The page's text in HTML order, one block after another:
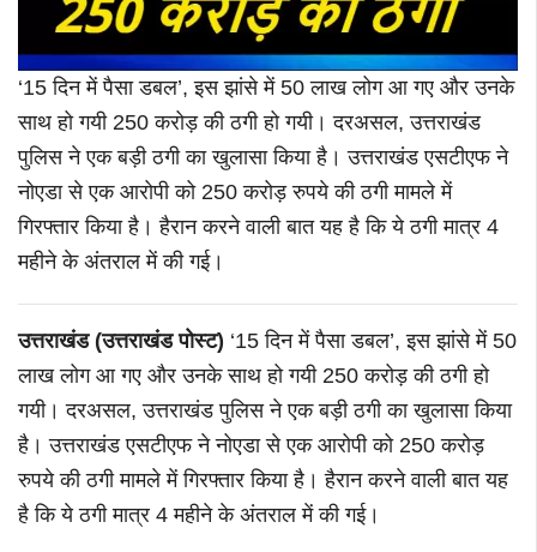
‘15 दिन में पैसा डबल’, इस झांसे में 50 लाख लोग आ गए और उनके
साथ हो गयी 250 करोड़ की ठगी हो गयी। दरअसल, उत्तराखंड
पुलिस ने एक बड़ी ठगी का खुलासा किया है। उत्तराखंड एसटीएफ ने
नोएडा से एक आरोपी को 250 करोड़ रुपये की ठगी मामले में
गिरफ्तार किया है। हैरान करने वाली बात यह है कि ये ठगी मात्र 4
महीने के अंतराल में की गई।
उत्तराखंड (उत्तराखंड पोस्ट) ‘15 दिन में पैसा डबल’, इस झांसे में 50
लाख लोग आ गए और उनके साथ हो गयी 250 करोड़ की ठगी हो
गयी। दरअसल, उत्तराखंड पुलिस ने एक बड़ी ठगी का खुलासा किया
है। उत्तराखंड एसटीएफ ने नोएडा से एक आरोपी को 250 करोड़
रुपये की ठगी मामले में गिरफ्तार किया है। हैरान करने वाली बात यह
है कि ये ठगी मात्र 4 महीने के अंतराल में की गई।